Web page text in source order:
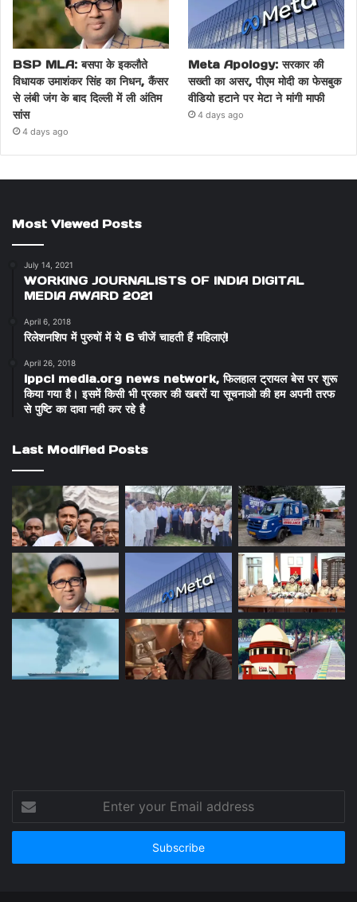
BSP MLA: बसपा के इकलौते
विधायक उमाशंकर सिंह का निधन, कैंसर
से लंबी जंग के बाद दिल्ली में ली अंतिम
सांस
4 days ago
Meta Apology: सरकार की
सख्ती का असर, पीएम मोदी का फेसबुक
वीडियो हटाने पर मेटा ने मांगी माफी
4 days ago
Most Viewed Posts
July 14, 2021
WORKING JOURNALISTS OF INDIA DIGITAL
MEDIA AWARD 2021
April 6, 2018
रिलेशनशिप में पुरुषों में ये 6 चीजें चाहती हैं महिलाएं!
April 26, 2018
ippci media.org news network, फिलहाल ट्रायल बेस पर शुरू
किया गया है। इसमें किसी भी प्रकार की खबरों या सूचनाओ की हम अपनी तरफ
से पुष्टि का दावा नही कर रहे है
Last Modified Posts
your
Email